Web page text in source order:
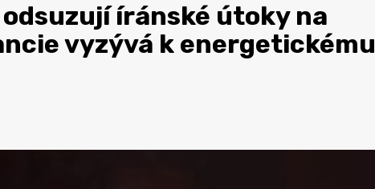
íránské útoky na
vyzývá k energetickému